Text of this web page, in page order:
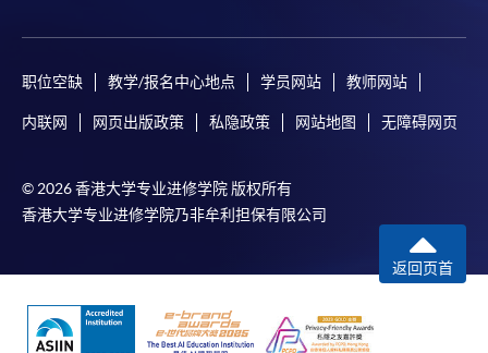
职位空缺 教学/报名中心地点 学员网站 教师网站
内联网 网页出版政策 私隐政策 网站地图 无障碍网页
© 2026 香港大学专业进修学院 版权所有
香港大学专业进修学院乃非牟利担保有限公司
返回页首